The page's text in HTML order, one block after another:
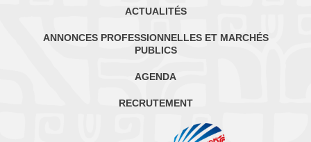
ACTUALITÉS
ANNONCES PROFESSIONNELLES ET MARCHÉS
PUBLICS
AGENDA
RECRUTEMENT